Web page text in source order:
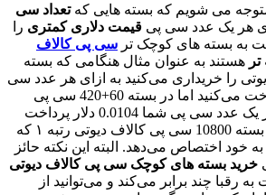
که بسته هایی کهتعداد سی
عدد سی پیقیمت دلاری کمتری را
های کوچک تر سی پی کالاف
به عنوان مثال هنگامی که بسته
خریداری می‌کنید به ازای هر عدد سی
پی شما 0.009 دلار پرداخت می‌کنید اما در بسته 60+420 سی پی
کالاف دیوتی به ازای هر یک عدد سی پی شما 0.0104 دلار پرداخت
می‌کنید به همین خاطر بسته 10800 سی پی کالاف دیوتی رتبه ۱ که
می‌دهد. البته این نکته حائز
های کوچک سی پی کالاف دیوتی
برابر می‌کند و می‌توانید از